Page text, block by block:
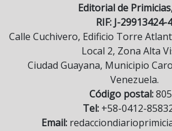
Editorial de
RIF: J-29913424-4
Calle Cuchivero, Edificio Torre
Local 2, Zona Alta
Ciudad Guayana, Municipio
Venezuela.
Código postal:
Tel:+58-0412-
Email: